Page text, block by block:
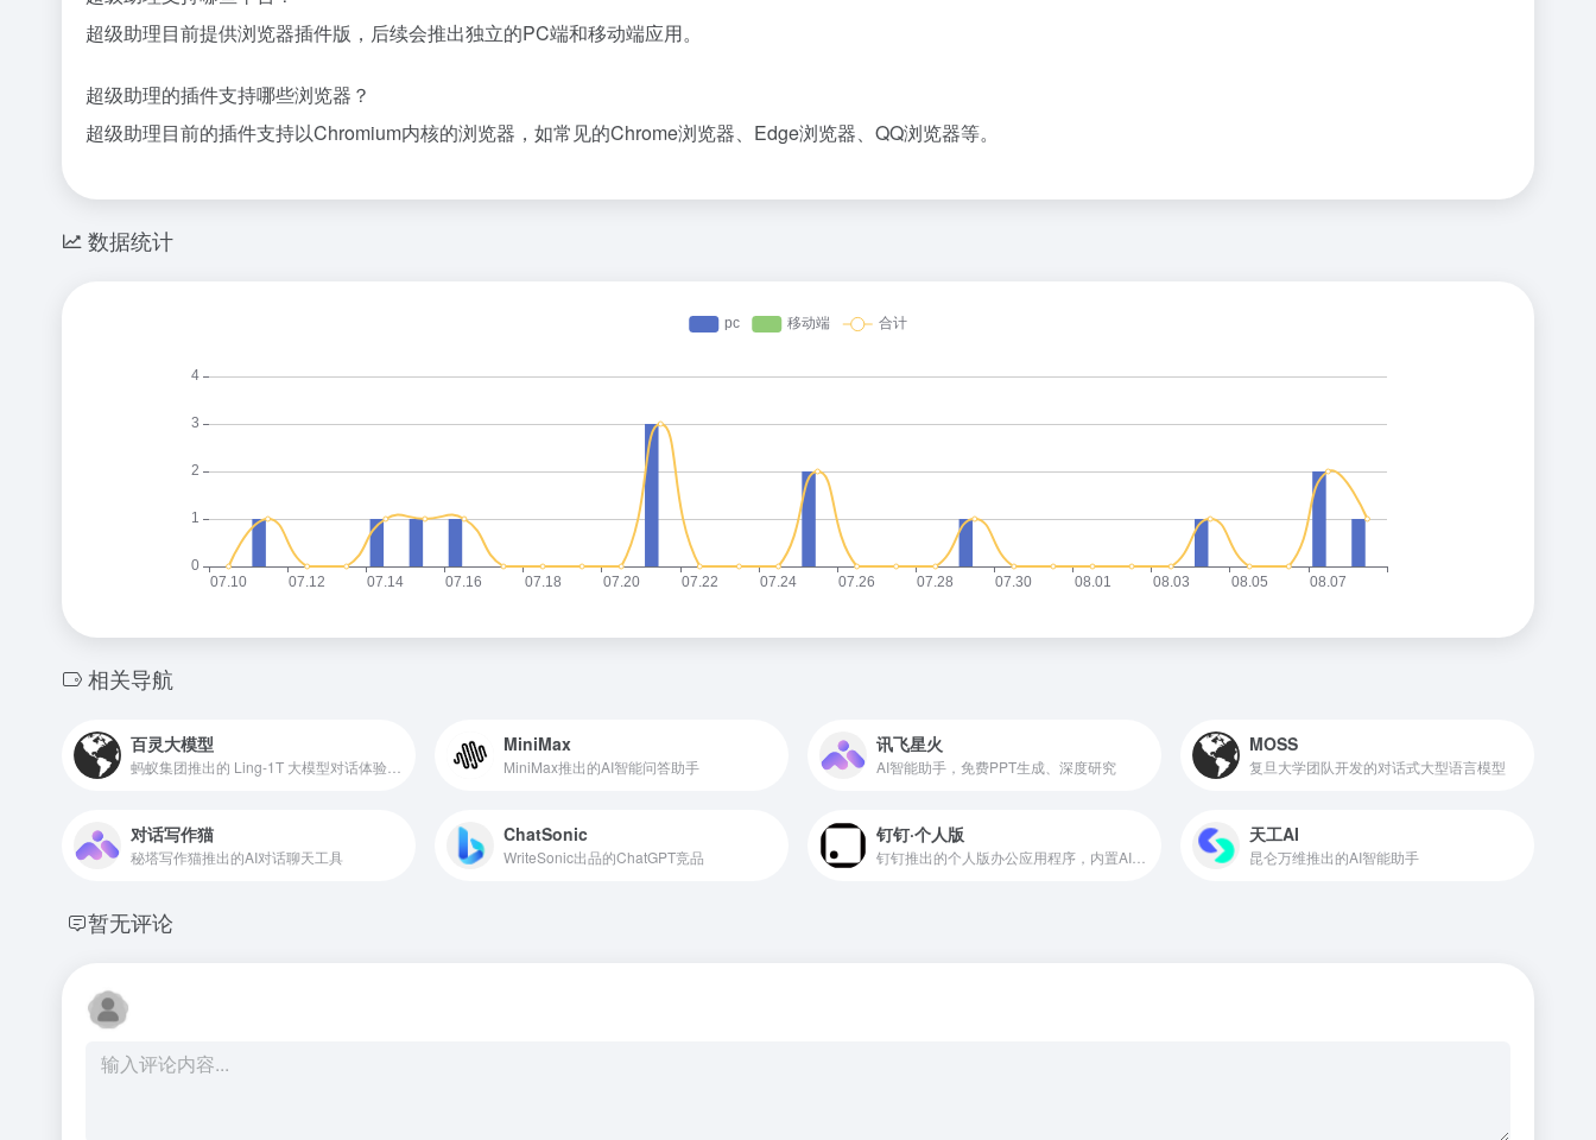
超级助理目前提供浏览器插件版，后续会推出独立的PC端和移动端应用。
超级助理的插件支持哪些浏览器？
超级助理目前的插件支持以Chromium内核的浏览器，如常见的Chrome浏览器、Edge浏览器、QQ浏览器等。
数据统计
相关导航
百灵大模型 MiniMax
MiniMax推出的AI智能问答助手
讯飞星火
AI智能助手，免费PPT生成、深度研究
MOSS
复旦大学团队开发的对话式大型语言模型
对话写作猫
秘塔写作猫推出的AI对话聊天工具
ChatSonic
WriteSonic出品的ChatGPT竞品
钉钉·个人版 天工AI
昆仑万维推出的AI智能助手
暂无评论